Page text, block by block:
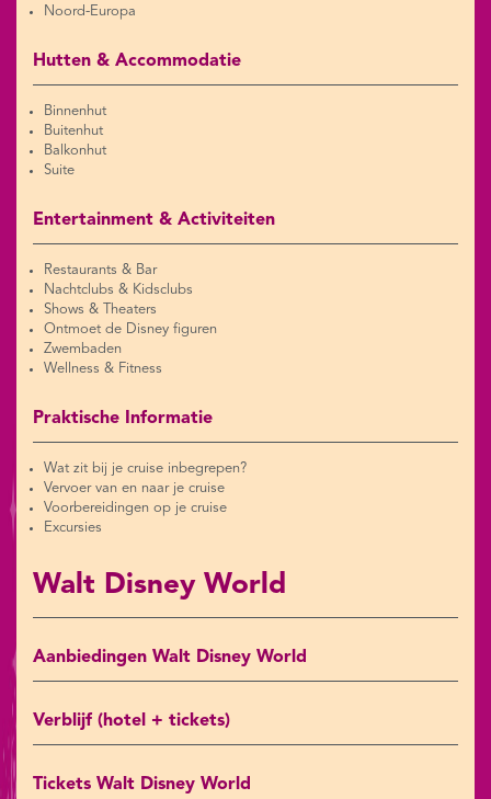
Noord-Europa
Hutten & Accommodatie
Binnenhut
Buitenhut
Balkonhut
Suite
Entertainment & Activiteiten
Restaurants & Bar
Nachtclubs & Kidsclubs
Shows & Theaters
Ontmoet de Disney figuren
Zwembaden
Wellness & Fitness
Praktische Informatie
Wat zit bij je cruise inbegrepen?
Vervoer van en naar je cruise
Voorbereidingen op je cruise
Excursies
Walt Disney World
Aanbiedingen Walt Disney World
Verblijf (hotel + tickets)
Tickets Walt Disney World